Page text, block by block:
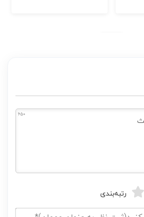
650
رتبه‌بندی